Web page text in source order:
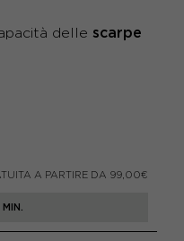
delle scarpe
A PARTIRE DA 99,00€